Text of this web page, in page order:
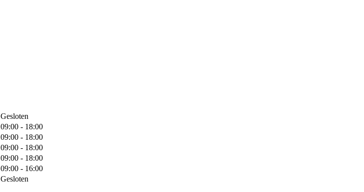
Gesloten
09:00 - 18:00
09:00 - 18:00
09:00 - 18:00
09:00 - 18:00
09:00 - 16:00
Gesloten